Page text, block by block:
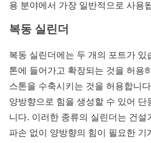
용 분야에서 가장 일반적으로 사용
복동 실린더
복동 실린더에는 두 개의 포트가 있
톤에 들어가고 확장되는 것을 허용
스톤을 수축시키는 것을 허용합니
양방향으로 힘을 생성할 수 있어
니다. 이러한 종류의 실린더는 건설
파손 없이 양방향의 힘이 필요한 기